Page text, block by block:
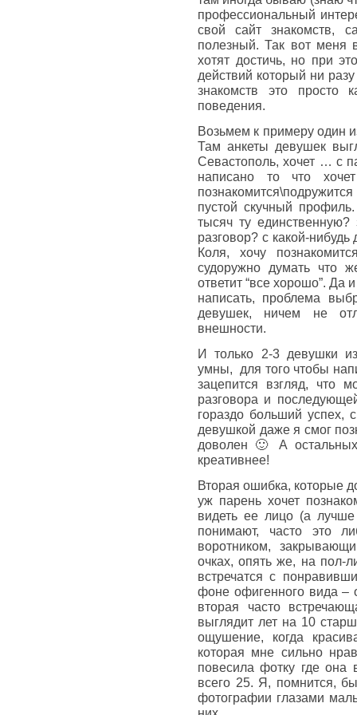
профессиональный
свой сайт знакомств,
полезный. Так вот меня
хотят достичь, но при
действий который ни
знакомств это просто
поведения.
Возьмем к примеру один
Там анкеты девушек
Севастополь, хочет … с
написано то что
пустой скучный
тысяч ту единственную?
разговор? с какой-
Коля, хочу
судоружно думать что
ответит “все хорошо”. Да
написать, проблема
девушек, ничем не
внешности.
И только 2-3 девушки
умны, для того чтобы
зацепится взгляд, что
разговора и
гораздо больший успех,
девушкой даже я смог
доволен 🙂 А
креативнее!
Вторая ошибка, которые
уж парень хочет
видеть ее лицо (а
понимают, часто это
воротником,
очках, опять же, на пол-
встречатся с
фоне офигенного вида –
вторая часто
выглядит лет на 10
ощушение, когда
которая мне сильно
повесила фотку где она
всего 25. Я, помнится,
фотографии глазами